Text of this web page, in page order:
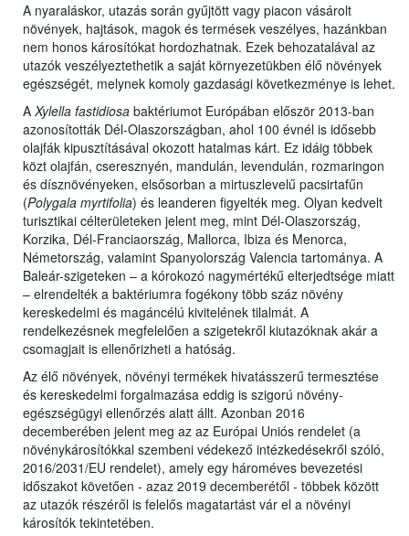
A nyaraláskor, utazás során gyűjtött vagy piacon vásárolt
növények, hajtások, magok és termések veszélyes, hazánkban
nem honos károsítókat hordozhatnak. Ezek behozatalával az
utazók veszélyeztethetik a saját környezetükben élő növények
egészségét, melynek komoly gazdasági következménye is lehet.
A Xylella fastidiosa baktériumot Európában először 2013-ban
azonosították Dél-Olaszországban, ahol 100 évnél is idősebb
olajfák kipusztításával okozott hatalmas kárt. Ez idáig többek
közt olajfán, cseresznyén, mandulán, levendulán, rozmaringon
és dísznövényeken, elsősorban a mirtuszlevelű pacsirtafűn
(Polygala myrtifolia) és leanderen figyelték meg. Olyan kedvelt
turisztikai célterületeken jelent meg, mint Dél-Olaszország,
Korzika, Dél-Franciaország, Mallorca, Ibiza és Menorca,
Németország, valamint Spanyolország Valencia tartománya. A
Baleár-szigeteken – a kórokozó nagymértékű elterjedtsége miatt
– elrendelték a baktériumra fogékony több száz növény
kereskedelmi és magáncélú kivitelének tilalmát. A
rendelkezésnek megfelelően a szigetekről kiutazóknak akár a
csomagjait is ellenőrizheti a hatóság.
Az élő növények, növényi termékek hivatásszerű termesztése
és kereskedelmi forgalmazása eddig is szigorú növény-
egészségügyi ellenőrzés alatt állt. Azonban 2016
decemberében jelent meg az az Európai Uniós rendelet (a
növénykárosítókkal szembeni védekező intézkedésekről szóló,
2016/2031/EU rendelet), amely egy hároméves bevezetési
időszakot követően - azaz 2019 decemberétől - többek között
az utazók részéről is felelős magatartást vár el a növényi
károsítók tekintetében.